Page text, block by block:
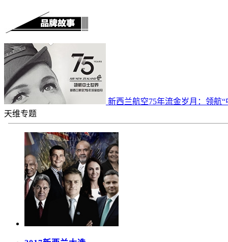
新西兰航空75年流金岁月：领航“
天维专题